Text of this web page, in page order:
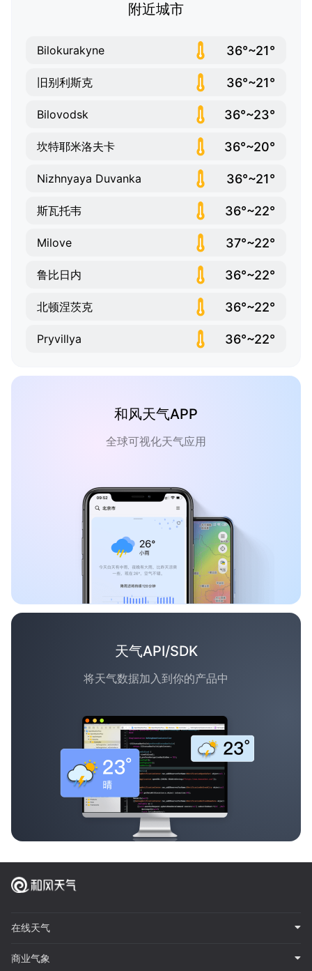
附近城市
Bilokurakyne 36°~21°
旧别利斯克 36°~21°
Bilovodsk 36°~23°
坎特耶米洛夫卡 36°~20°
Nizhnyaya Duvanka 36°~21°
斯瓦托韦 36°~22°
Milove 37°~22°
鲁比日内 36°~22°
北顿涅茨克 36°~22°
Pryvillya 36°~22°
和风天气APP
全球可视化天气应用
天气API/SDK
将天气数据加入到你的产品中
在线天气
商业气象